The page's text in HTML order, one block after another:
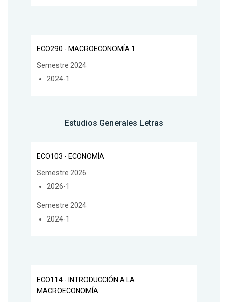
ECO290 - MACROECONOMÍA 1
Semestre 2024
2024-1
Estudios Generales Letras
ECO103 - ECONOMÍA
Semestre 2026
2026-1
Semestre 2024
2024-1
ECO114 - INTRODUCCIÓN A LA
MACROECONOMÍA